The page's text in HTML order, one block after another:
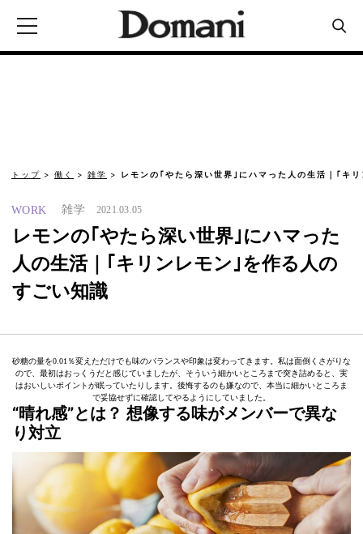
トップ 働く 雑学 レモンの｢やたら深い世界｣にハマった人の生活｜｢キ
WORK 雑学 2021.03.05
レモンの｢やたら深い世界｣にハマった
人の生活｜｢キリンレモン｣を作る人の
すごい知識
砂糖の量を0.01％変えただけでも味のバランスや印象は変わってきます。私は面倒くさがりな
ので、最初はおっくうだと感じていましたが、そういう細かいところまで突き詰めると、実
はおいしいポイントが眠っていたりします。後悔するのも嫌なので、本当に細かいところま
で妥協せずに確認してやるようにしていました。
“晴れ感”とは？ 想像する味がメンバーで異な
り対立